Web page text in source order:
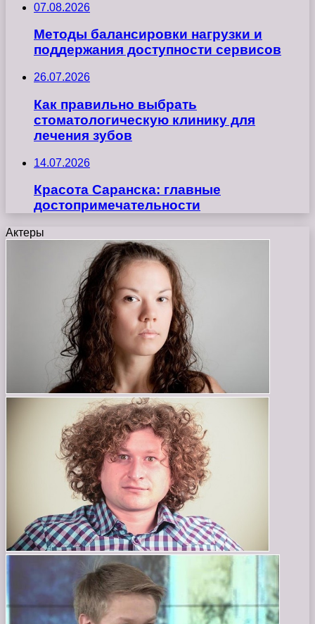
07.08.2026
Методы балансировки нагрузки и
поддержания доступности сервисов
26.07.2026
Как правильно выбрать
стоматологическую клинику для
лечения зубов
14.07.2026
Красота Саранска: главные
достопримечательности
Актеры